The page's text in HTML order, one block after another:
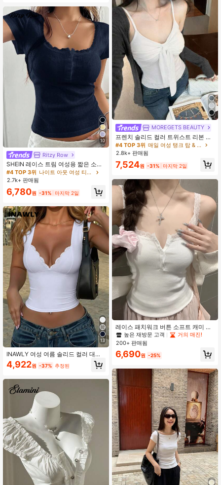
10
Ritzy Row
SHEIN 레이스 트림 여성용 짧은 소매
티셔츠, 슬림핏 여름 새 3버튼 전면 반
소매 탑
#4 TOP 3위
나이트 아웃 여성 티셔츠
2.7k+ 판매됨
6,780원 -31% 마지막 2일
13
INAWLY 여성 여름 솔리드 컬러 대비
레이스 피티드 크롭 티셔츠
4,922원 -37% 추정된
MOREGETS BEAUTY
프렌치 솔리드 컬러 트위스트 리본 스
트랩 탱크탑 여성용, 새로운 여름 슬림
핏 조절 가능한 패드 가슴 다용도 탑
캐주얼 화이트
#4 TOP 3위
매일 여성 탱크 탑 & 카미스
2.8k+ 판매됨
7,524원 -31% 마지막 2일
레이스 패치워크 버튼 소프트 캐미 탑,
스위트 스타일, 봄/여름 캐주얼 화이트
높은 재방문 고객
거의 매진!
200+ 판매됨
6,690원 -25%